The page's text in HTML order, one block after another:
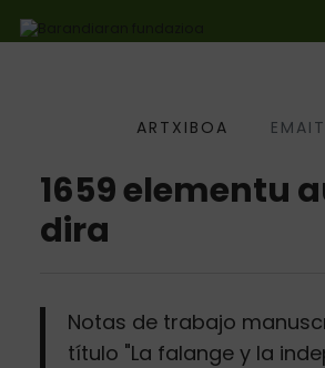
Ir directamente al contenido
ARTXIBOA
1659 elementu
dira
Notas de trabajo
título "La falange y la